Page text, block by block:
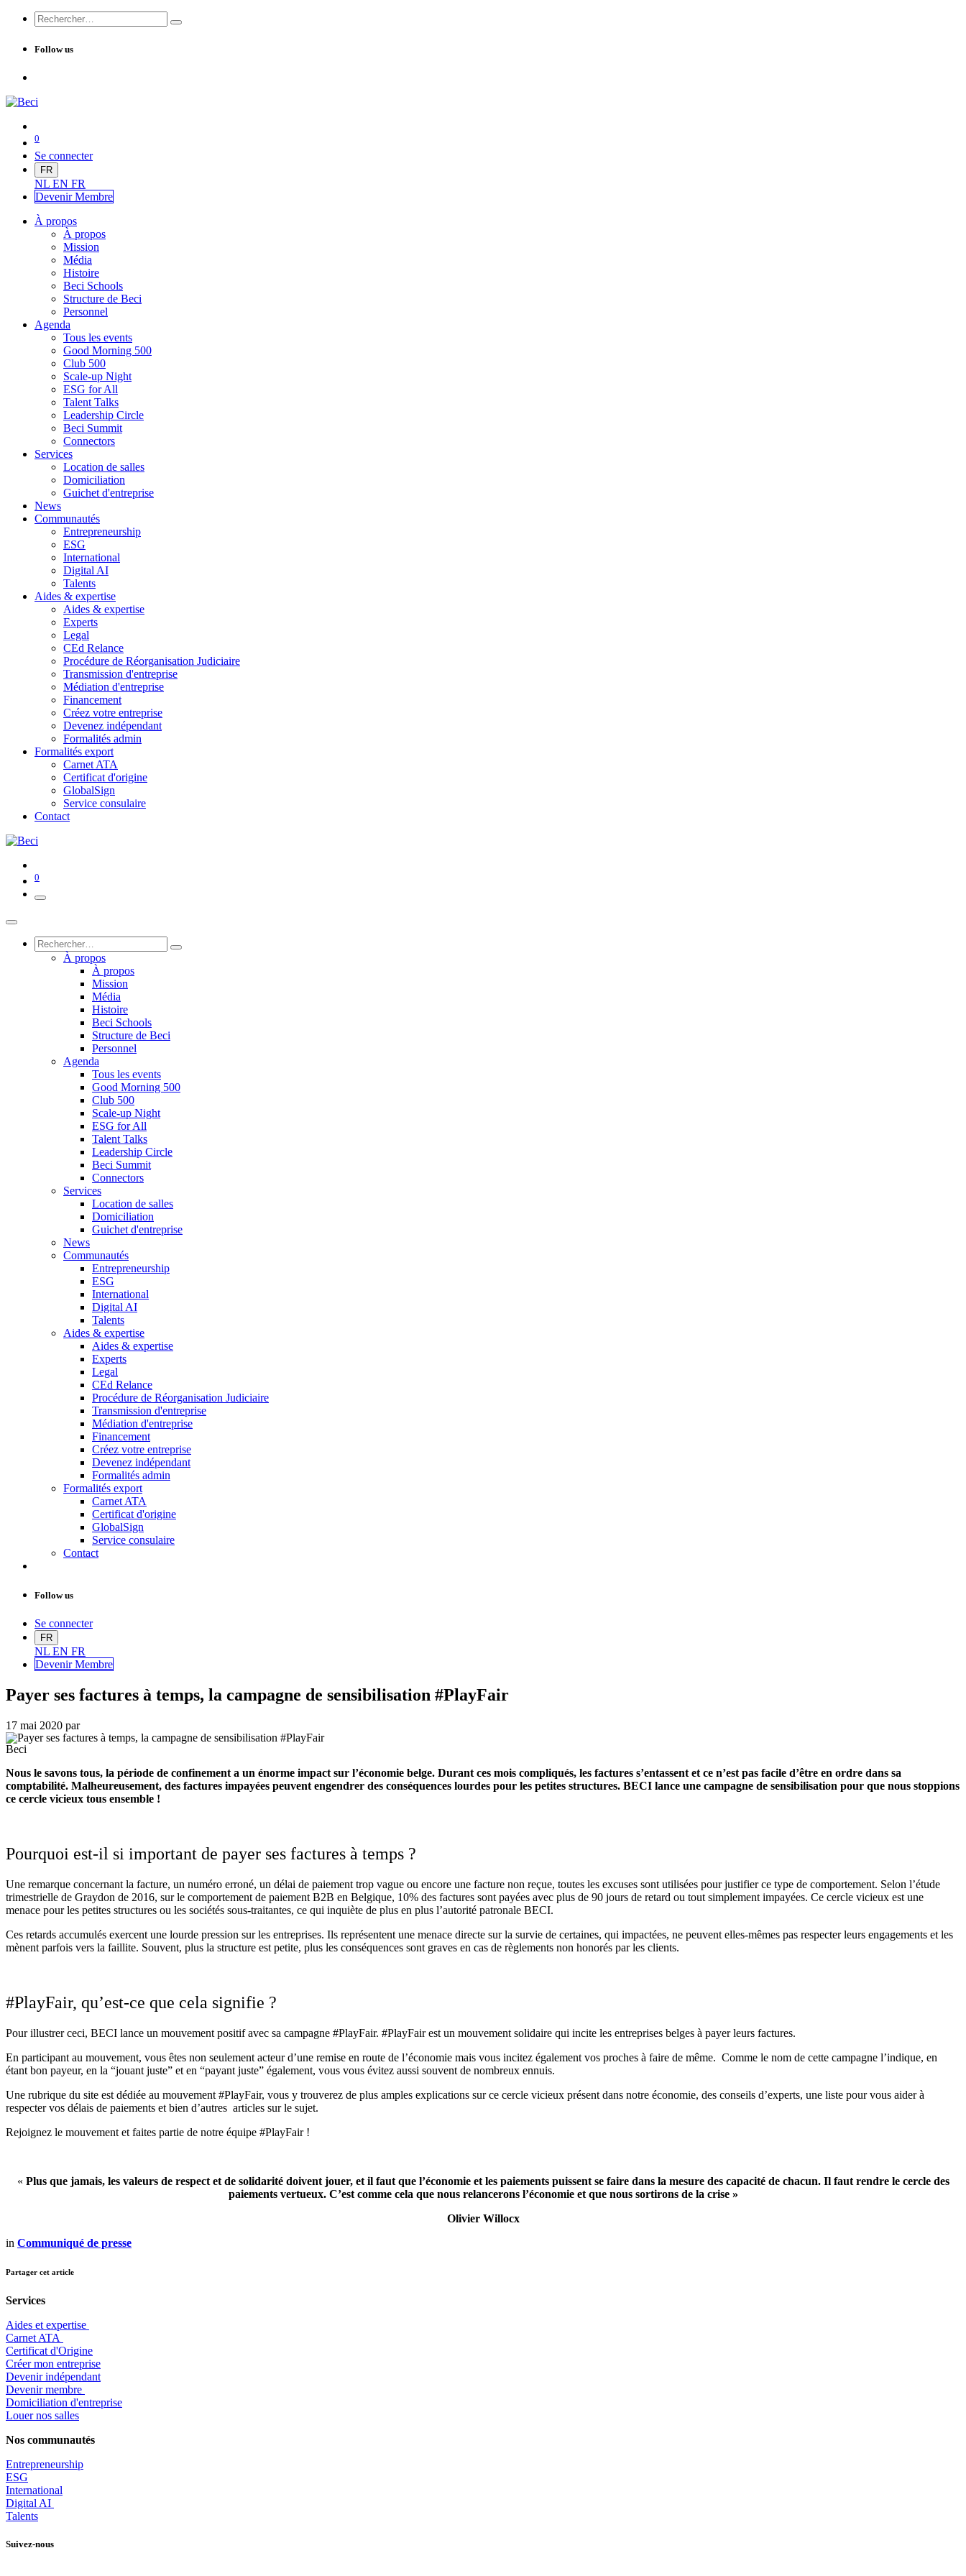
Follow us
0
Se connecter
FR
NL EN FR
Devenir Membre
À propos
À propos
Mission
Média
Histoire
Beci Schools
Structure de Beci
Personnel
Agenda
Tous les events
Good Morning 500
Club 500
Scale-up Night
ESG for All
Talent Talks
Leadership Circle
Beci Summit
Connectors
Services
Location de salles
Domiciliation
Guichet d'entreprise
News
Communautés
Entrepreneurship
ESG
International
Digital AI
Talents
Aides & expertise
Aides & expertise
Experts
Legal
CEd Relance
Procédure de Réorganisation Judiciaire
Transmission d'entreprise
Médiation d'entreprise
Financement
Créez votre entreprise
Devenez indépendant
Formalités admin
Formalités export
Carnet ATA
Certificat d'origine
GlobalSign
Service consulaire
Contact
0
À propos
À propos
Mission
Média
Histoire
Beci Schools
Structure de Beci
Personnel
Agenda
Tous les events
Good Morning 500
Club 500
Scale-up Night
ESG for All
Talent Talks
Leadership Circle
Beci Summit
Connectors
Services
Location de salles
Domiciliation
Guichet d'entreprise
News
Communautés
Entrepreneurship
ESG
International
Digital AI
Talents
Aides & expertise
Aides & expertise
Experts
Legal
CEd Relance
Procédure de Réorganisation Judiciaire
Transmission d'entreprise
Médiation d'entreprise
Financement
Créez votre entreprise
Devenez indépendant
Formalités admin
Formalités export
Carnet ATA
Certificat d'origine
GlobalSign
Service consulaire
Contact
Follow us
Se connecter
FR
NL EN FR
Devenir Membre
Payer ses factures à temps, la campagne de sensibilisation #PlayFair
17 mai 2020 par
Beci
Nous le savons tous, la période de confinement a un énorme impact sur l’économie belge. Durant ces mois compliqués, les factures s’entassent et ce n’est pas facile d’être en ordre dans sa
comptabilité. Malheureusement, des factures impayées peuvent engendrer des conséquences lourdes pour les petites structures. BECI lance une campagne de sensibilisation pour que nous stoppions
ce cercle vicieux tous ensemble !
Pourquoi est-il si important de payer ses factures à temps ?
Une remarque concernant la facture, un numéro erroné, un délai de paiement trop vague ou encore une facture non reçue, toutes les excuses sont utilisées pour justifier ce type de comportement. Selon l’étude
trimestrielle de Graydon de 2016, sur le comportement de paiement B2B en Belgique, 10% des factures sont payées avec plus de 90 jours de retard ou tout simplement impayées. Ce cercle vicieux est une
menace pour les petites structures ou les sociétés sous-traitantes, ce qui inquiète de plus en plus l’autorité patronale BECI.
Ces retards accumulés exercent une lourde pression sur les entreprises. Ils représentent une menace directe sur la survie de certaines, qui impactées, ne peuvent elles-mêmes pas respecter leurs engagements et les
mènent parfois vers la faillite. Souvent, plus la structure est petite, plus les conséquences sont graves en cas de règlements non honorés par les clients.
#PlayFair, qu’est-ce que cela signifie ?
Pour illustrer ceci, BECI lance un mouvement positif avec sa campagne #PlayFair. #PlayFair est un mouvement solidaire qui incite les entreprises belges à payer leurs factures.
En participant au mouvement, vous êtes non seulement acteur d’une remise en route de l’économie mais vous incitez également vos proches à faire de même. Comme le nom de cette campagne l’indique, en
étant bon payeur, en la “jouant juste” et en “payant juste” également, vous vous évitez aussi souvent de nombreux ennuis.
Une rubrique du site est dédiée au mouvement #PlayFair, vous y trouverez de plus amples explications sur ce cercle vicieux présent dans notre économie, des conseils d’experts, une liste pour vous aider à
respecter vos délais de paiements et bien d’autres articles sur le sujet.
Rejoignez le mouvement et faites partie de notre équipe #PlayFair !
« Plus que jamais, les valeurs de respect et de solidarité doivent jouer, et il faut que l’économie et les paiements puissent se faire dans la mesure des capacité de chacun. Il faut rendre le cercle des
paiements vertueux. C’est comme cela que nous relancerons l’économie et que nous sortirons de la crise »
Olivier Willocx
in Communiqué de presse
Partager cet article
Services
Aides et expertise
​Carnet ATA
Certificat d'Origine
Créer mon entreprise
Devenir indépendant
Devenir membre
​Domiciliation d'entreprise
Louer nos salles
Nos communautés
Entrepreneurship
ESG
International
Digital AI
Talents
Suivez-nous